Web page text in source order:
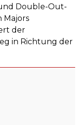
Double-Out-
Majors
der
in Richtung der